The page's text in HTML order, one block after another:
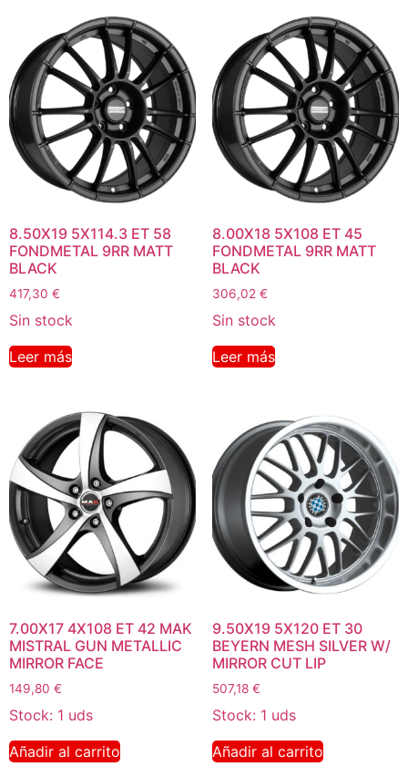
8.50X19 5X114.3 ET 58
FONDMETAL 9RR MATT
BLACK
417,30 €
Sin stock
Leer más
8.00X18 5X108 ET 45
FONDMETAL 9RR MATT
BLACK
306,02 €
Sin stock
Leer más
7.00X17 4X108 ET 42 MAK
MISTRAL GUN METALLIC
MIRROR FACE
149,80 €
Stock: 1 uds
Añadir al carrito
9.50X19 5X120 ET 30
BEYERN MESH SILVER W/
MIRROR CUT LIP
507,18 €
Stock: 1 uds
Añadir al carrito